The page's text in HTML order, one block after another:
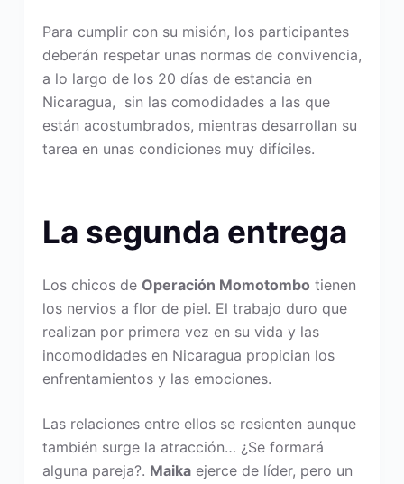
Para cumplir con su misión, los participantes
deberán respetar unas normas de convivencia,
a lo largo de los 20 días de estancia en
Nicaragua, sin las comodidades a las que
están acostumbrados, mientras desarrollan su
tarea en unas condiciones muy difíciles.
La segunda entrega
Los chicos de Operación Momotombo tienen
los nervios a flor de piel. El trabajo duro que
realizan por primera vez en su vida y las
incomodidades en Nicaragua propician los
enfrentamientos y las emociones.
Las relaciones entre ellos se resienten aunque
también surge la atracción… ¿Se formará
alguna pareja?. Maikaejerce de líder, pero un